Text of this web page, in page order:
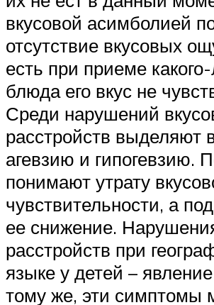
вкусовой асимболией
отсутствие вкусовых
есть при приеме
блюда его вкус не
Среди нарушений
расстройств выделяют
агевзию и гипогевзию.
понимают утрату
чувствительности, а
ее снижение.
расстройств при
языке у детей –
тому же, эти симптомы